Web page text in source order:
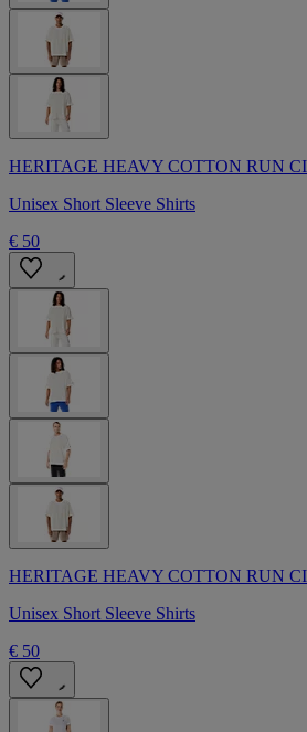
HERITAGE HEAVY COTTON RUN
Unisex Short Sleeve Shirts
€ 50
HERITAGE HEAVY COTTON RUN
Unisex Short Sleeve Shirts
€ 50